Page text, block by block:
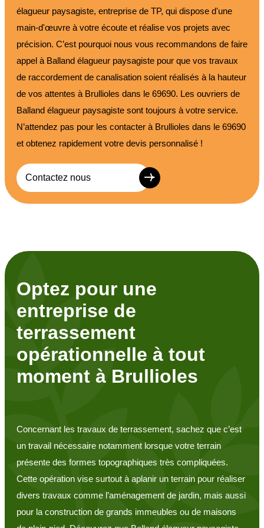
élagueur paysagiste, entreprise de TP, qui dispose d'une
main-d'œuvre à votre écoute et réalise vos projets avec
précision. C’est pourquoi nous vous recommandons de faire
appel à Balland élagueur paysagiste pour que vos travaux
de raccordement de canalisation soient réalisés à la hauteur
de vos attentes à Brullioles dans le 69690. Les ouvriers de
Balland élagueur paysagiste sont toujours à votre service.
N’attendez pas pour les contacter à Brullioles dans le 69690
et obtenez rapidement votre devis personnalisé !
Contactez nous
Optez pour une
entreprise de
terrassement
opérationnelle à tout
moment à Brullioles
Concernant les travaux de terrassement, sachez que c’est
un travail nécessaire notamment lorsque votre terrain
présente des formes topographiques très compliquées.
Cette opération vise surtout à aplanir un terrain pour réaliser
divers travaux comme l’aménagement de jardin, mais aussi
pour la construction de grands immeubles ou de maisons